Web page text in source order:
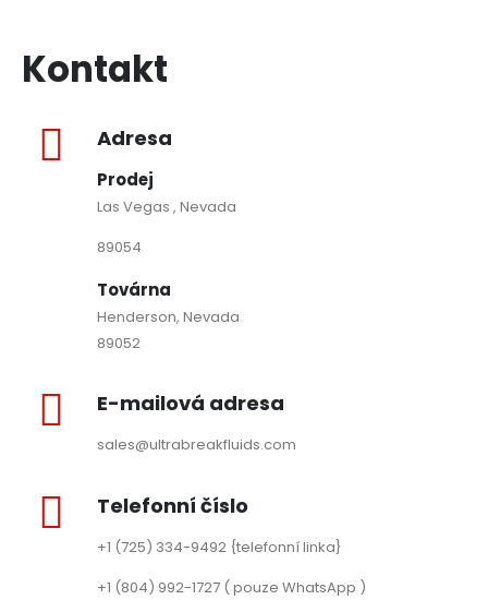
Kontakt
Adresa
Prodej
Las Vegas , Nevada
89054
Továrna
Henderson, Nevada
89052
E-mailová adresa
sales@ultrabreakfluids.com
Telefonní číslo
+1 (725) 334-9492 {telefonní linka}
+1 (804) 992-1727 ( pouze WhatsApp )